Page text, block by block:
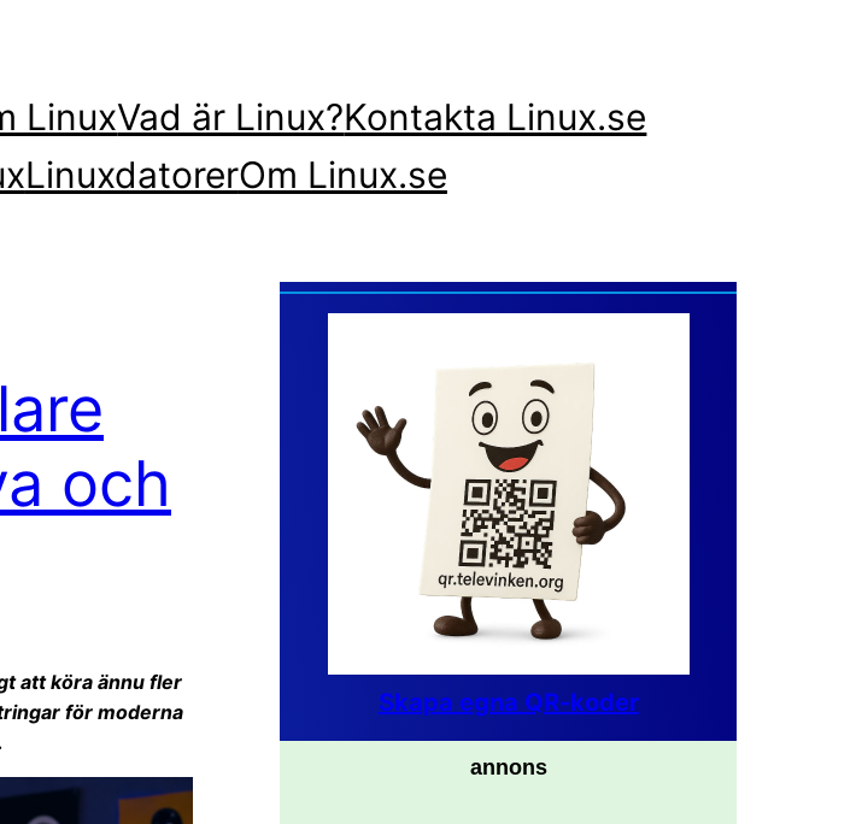
LinuxVad är Linux?Kontakta Linux.se
LinuxdatorerOm Linux.se
och
att köra ännu fler
för moderna
Skapa egna QR-koder
annons